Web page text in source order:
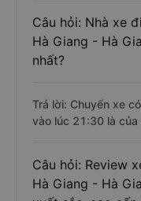
Câu hỏi: Nhà xe
Hà Giang - Hà
nhất?
Trả lời: Chuyến xe
vào lúc 21:30 là của
Câu hỏi: Review
Hà Giang - Hà